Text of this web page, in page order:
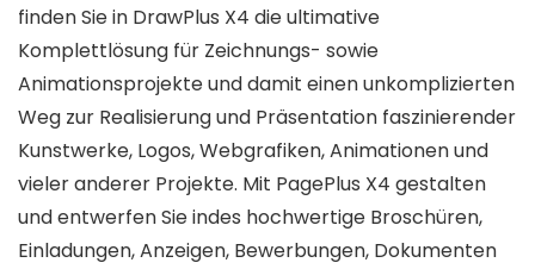
finden Sie in DrawPlus X4 die ultimative
Komplettlösung für Zeichnungs- sowie
Animationsprojekte und damit einen unkomplizierten
Weg zur Realisierung und Präsentation faszinierender
Kunstwerke, Logos, Webgrafiken, Animationen und
vieler anderer Projekte. Mit PagePlus X4 gestalten
und entwerfen Sie indes hochwertige Broschüren,
Einladungen, Anzeigen, Bewerbungen, Dokumenten